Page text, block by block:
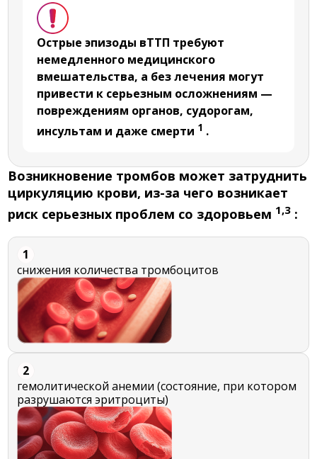
Острые эпизоды вТТП требуют
немедленного медицинского
вмешательства, а без лечения могут
привести к серьезным осложнениям —
повреждениям органов, судорогам,
инсультам и даже смерти 1 .
Возникновение тромбов может затруднить
циркуляцию крови, из-за чего возникает
риск серьезных проблем со здоровьем 1,3 :
1
снижения количества тромбоцитов
2
гемолитической анемии (состояние, при котором
разрушаются эритроциты)